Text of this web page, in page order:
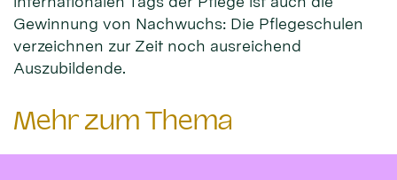
Gewinnung von Nachwuchs: Die Pflegeschulen
verzeichnen zur Zeit noch ausreichend
Auszubildende.
Mehr zum Thema